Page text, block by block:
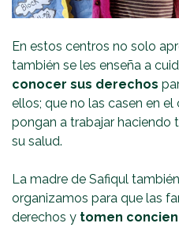
En estos centros no solo
también se les enseña a
conocer sus derechos
ellos; que no las casen en el
pongan a trabajar haciendo
su salud.
La madre de Safiqul
organizamos para que las
derechos y tomen